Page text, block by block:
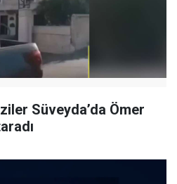
Süveyda’da Ömer